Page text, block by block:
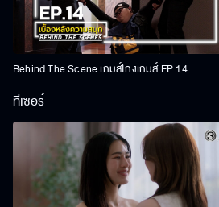
Behind The Scene เกมส์โกงเกมส์ EP.14
ทีเซอร์